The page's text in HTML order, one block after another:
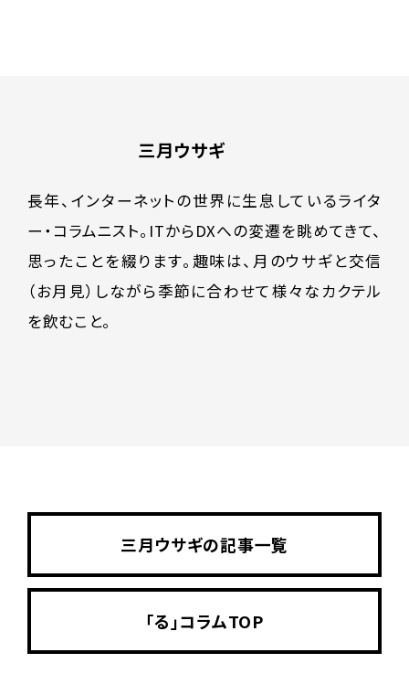
三月ウサギ
長年、インターネットの世界に生息しているライタ
ー・コラムニスト。ITからDXへの変遷を眺めてきて、
思ったことを綴ります。趣味は、月のウサギと交信
（お月見）しながら季節に合わせて様々なカクテル
を飲むこと。
三月ウサギの記事一覧
「る」コラムTOP